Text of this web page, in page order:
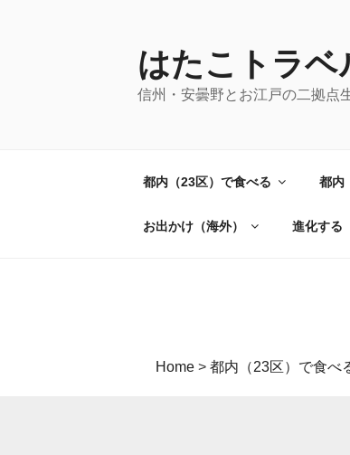
はたこトラベ
信州・安曇野とお江戸の二拠点
都内（23区）で食べる 都内
お出かけ（海外） 進化する
Home > 都内（23区）で食べ